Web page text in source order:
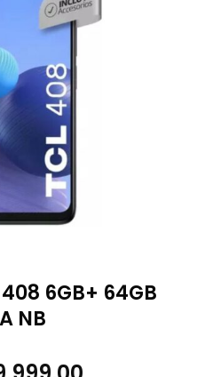
408 6GB+ 64GB
NB